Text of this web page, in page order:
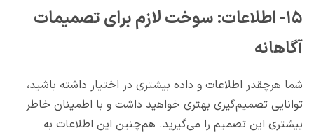
۱۵- اطلاعات: سوخت لازم برای تصمیمات
آگاهانه
شما هرچقدر اطلاعات و داده بیشتری در اختیار داشته باشید،
توانایی تصمیم‌گیری بهتری خواهید داشت و با اطمینان خاطر
بیشتری این تصمیم را می‌گیرید. هم‌چنین این اطلاعات به